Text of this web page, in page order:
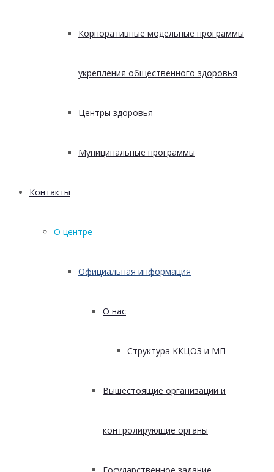
Корпоративные модельные программы
укрепления общественного здоровья
Центры здоровья
Муниципальные программы
Контакты
О центре
Официальная информация
О нас
Структура ККЦОЗ и МП
Вышестоящие организации и
контролирующие органы